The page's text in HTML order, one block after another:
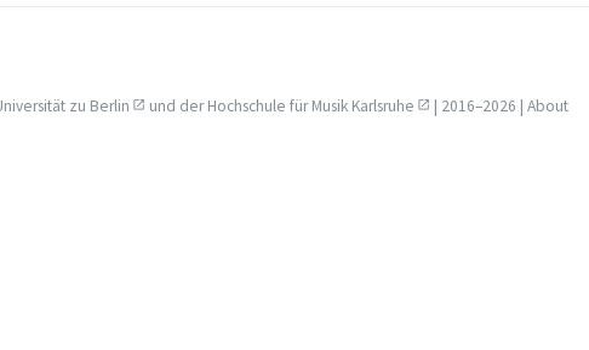
zu Berlin und derHochschule für Musik Karlsruhe | 2016–2026 | About